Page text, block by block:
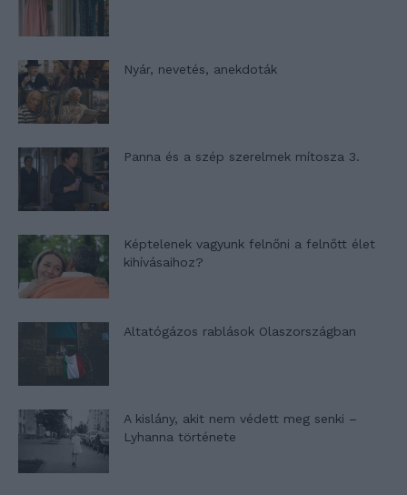
Nyár, nevetés, anekdoták
Panna és a szép szerelmek mítosza 3.
Képtelenek vagyunk felnőni a felnőtt élet
kihívásaihoz?
Altatógázos rablások Olaszországban
A kislány, akit nem védett meg senki –
Lyhanna története